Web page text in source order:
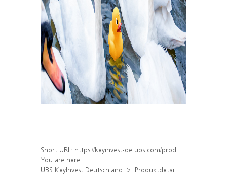
Short URL: https://keyinvest-de.ubs.com/produkt/detail/index/isin/DE000UM2R936
You are here:
UBS KeyInvest Deutschland
Produktdetail